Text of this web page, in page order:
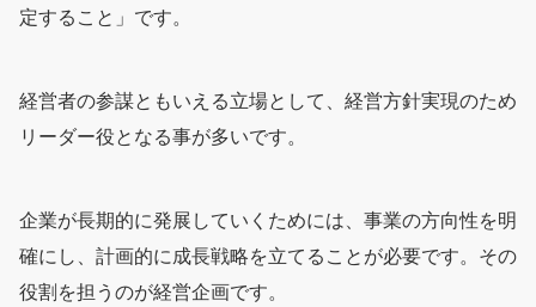
定すること」です。
経営者の参謀ともいえる立場として、経営方針実現のため
リーダー役となる事が多いです。
企業が長期的に発展していくためには、事業の方向性を明
確にし、計画的に成長戦略を立てることが必要です。その
役割を担うのが経営企画です。